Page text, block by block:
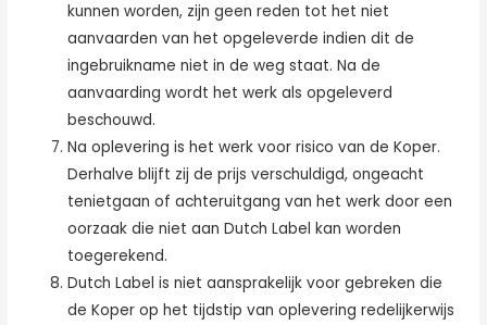
kunnen worden, zijn geen reden tot het niet
aanvaarden van het opgeleverde indien dit de
ingebruikname niet in de weg staat. Na de
aanvaarding wordt het werk als opgeleverd
beschouwd.
Na oplevering is het werk voor risico van de Koper.
Derhalve blijft zij de prijs verschuldigd, ongeacht
tenietgaan of achteruitgang van het werk door een
oorzaak die niet aan Dutch Label kan worden
toegerekend.
Dutch Label is niet aansprakelijk voor gebreken die
de Koper op het tijdstip van oplevering redelijkerwijs